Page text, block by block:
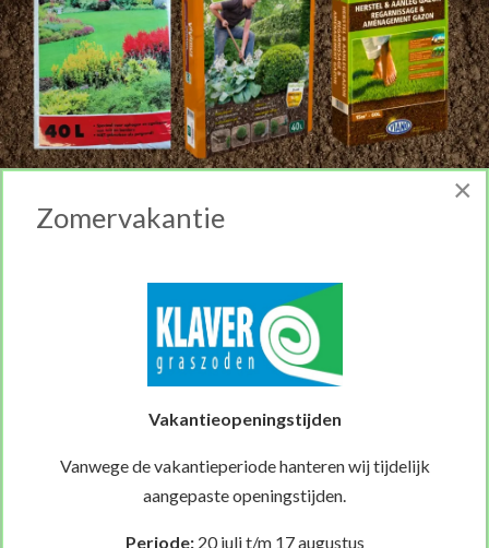
Bij ons vind je hoogwaardige tuinaarde en bodemverbeteraars,
ideaal voor het aanleggen van een gazon.
MEER INFORMATIE
Naast graszoden verkopen wij ook
×
Zomervakantie
Vakantieopeningstijden
Vanwege de vakantieperiode hanteren wij tijdelijk
aangepaste openingstijden.
Periode:20 juli t/m 17 augustus